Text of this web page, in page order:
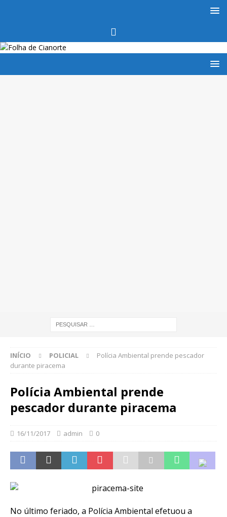
INÍCIO POLICIAL
Polícia Ambiental prende pescador
durante piracema
Polícia Ambiental prende
pescador durante piracema
16/11/2017 admin 0
No último feriado, a Polícia Ambiental efetuou a